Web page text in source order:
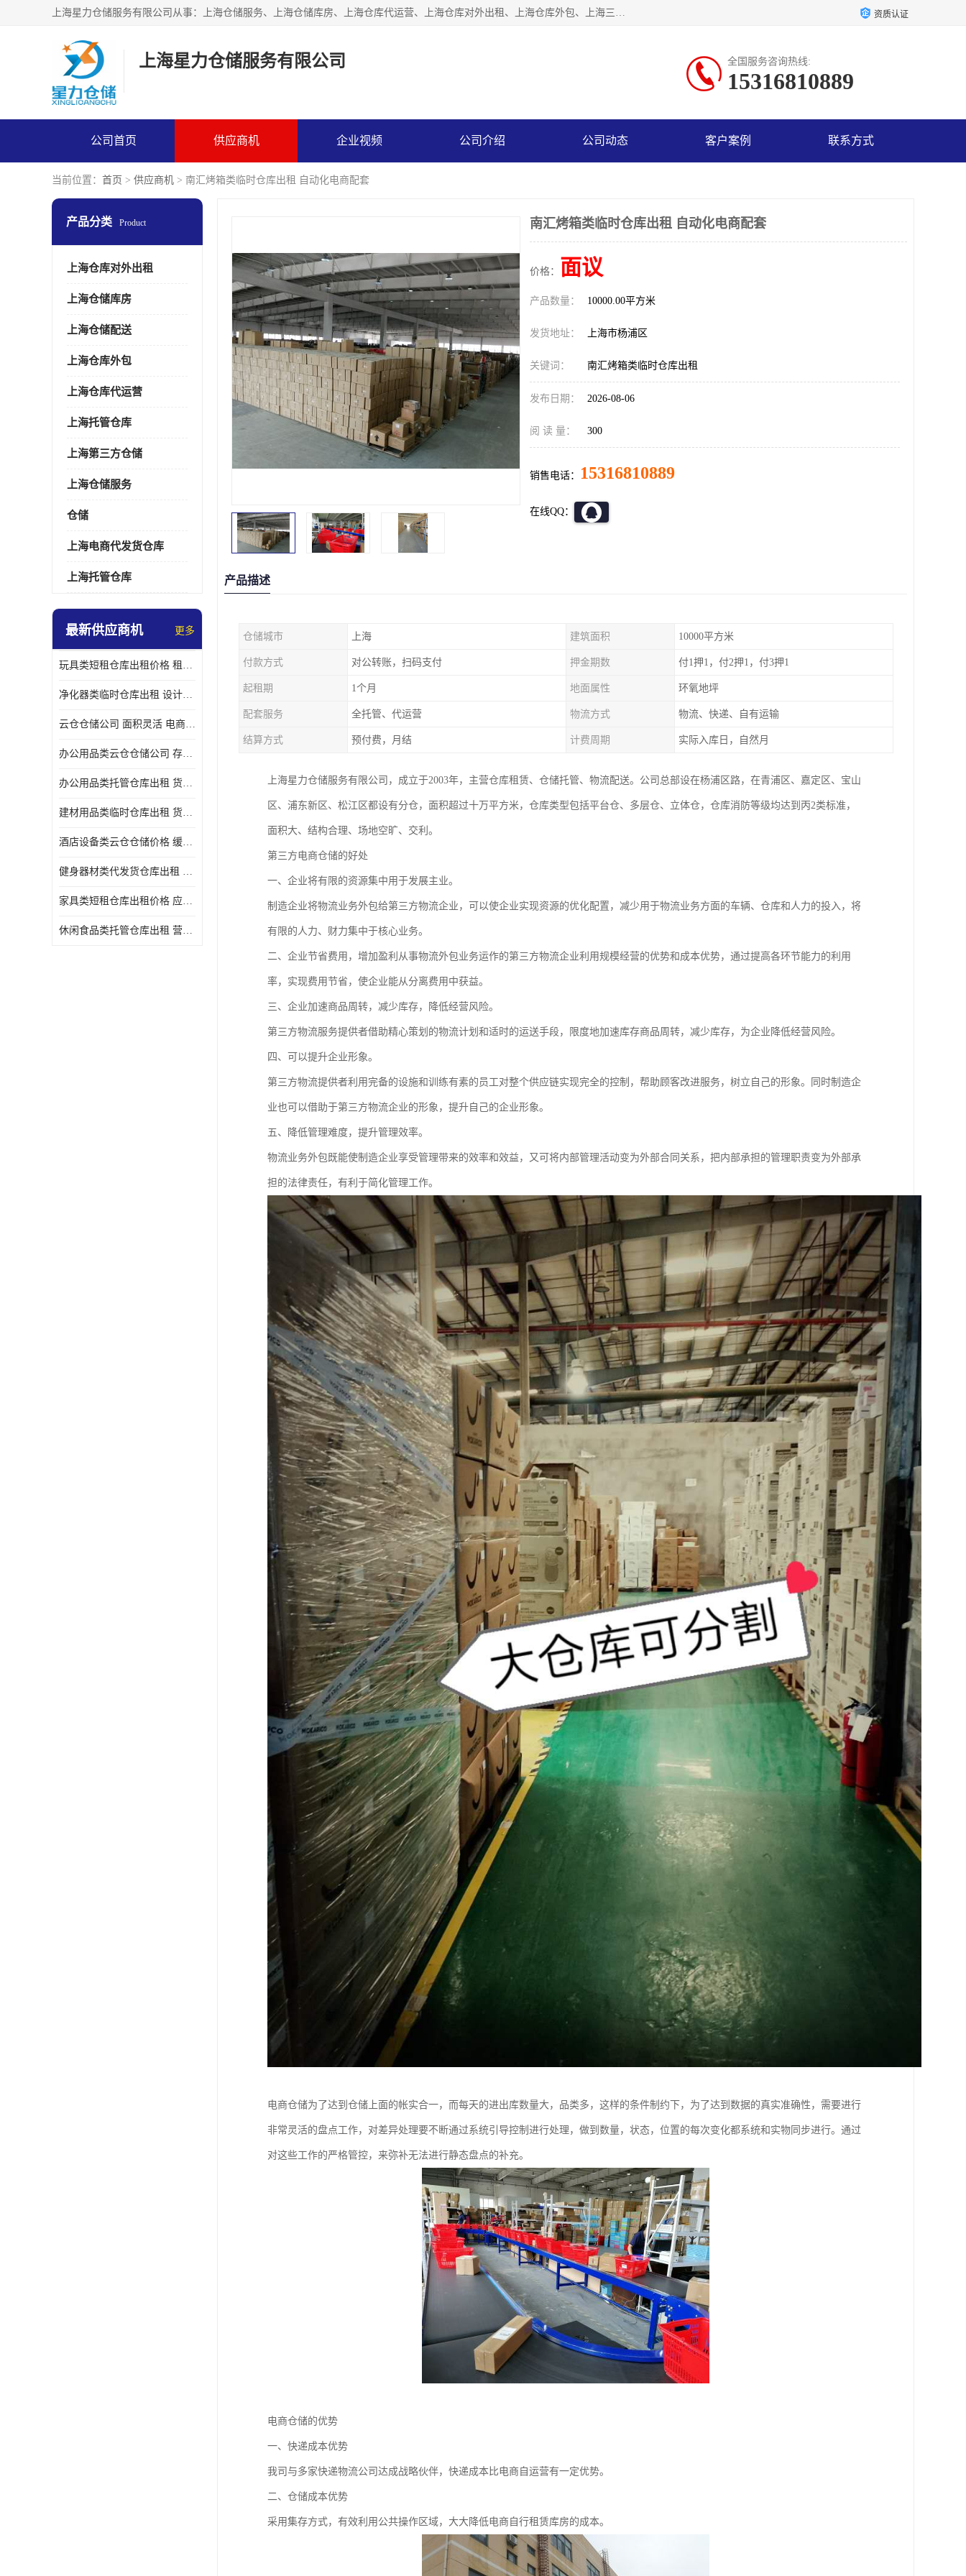
上海星力仓储服务有限公司从事：上海仓储服务、上海仓储库房、上海仓库代运营、上海仓库对外出租、上海仓库外包、上海三方仓储、上海电商仓储代发、上海电商代发货仓库、上海托管仓库、上海仓储配送。上海星力仓储服务有限公司现在拥有100个分仓、10万余平方的标准库房，精炼员工几百名，与几千家客户合作，公司已跻身上海仓储行业前列。欢迎来电咨询！ 资质认证
上海星力仓储服务有限公司 全国服务咨询热线:
15316810889
公司首页 供应商机 企业视频 公司介绍 公司动态 客户案例 联系方式
当前位置： 首页 > 供应商机 > 南汇烤箱类临时仓库出租 自动化电商配套
产品分类 Product
上海仓库对外出租
上海仓储库房
上海仓储配送
上海仓库外包
上海仓库代运营
上海托管仓库
上海第三方仓储
上海仓储服务
仓储
上海电商代发货仓库
上海托管仓库
最新供应商机 更多
玩具类短租仓库出租价格 租期灵活 智能电商配套
净化器类临时仓库出租 设计简单 电商仓储物流战略合作
云仓仓储公司 面积灵活 电商仓储物流战略合作
办公用品类云仓仓储公司 存货周转很快 电商仓储物流战略整合
办公用品类托管仓库出租 货物装卸方便 电商仓储物流战略合作
建材用品类临时仓库出租 货物装卸方便 仓储供应链配套
酒店设备类云仓仓储价格 缓解企业储存压力 智能电商配套
健身器材类代发货仓库出租 租期灵活 新媒体平台配套
家具类短租仓库出租价格 应用广泛 智能电商配套
休闲食品类托管仓库出租 营造良好环境氛围 垂直电商配套
南汇烤箱类临时仓库出租 自动化电商配套
价格： 面议
产品数量： 10000.00平方米
发货地址： 上海市杨浦区
关键词： 南汇烤箱类临时仓库出租
发布日期： 2026-08-06
阅 读 量： 300
销售电话： 15316810889
在线QQ：
产品描述
仓储城市 上海 建筑面积 10000平方米
付款方式 对公转账，扫码支付 押金期数 付1押1，付2押1，付3押1
起租期 1个月 地面属性 环氧地坪
配套服务 全托管、代运营 物流方式 物流、快递、自有运输
结算方式 预付费，月结 计费周期 实际入库日，自然月
上海星力仓储服务有限公司，成立于2003年，主营仓库租赁、仓储托管、物流配送。公司总部设在杨浦区路，在青浦区、嘉定区、宝山
区、浦东新区、松江区都设有分仓，面积超过十万平方米，仓库类型包括平台仓、多层仓、立体仓，仓库消防等级均达到丙2类标准，
面积大、结构合理、场地空旷、交利。
第三方电商仓储的好处
一、企业将有限的资源集中用于发展主业。
制造企业将物流业务外包给第三方物流企业，可以使企业实现资源的优化配置，减少用于物流业务方面的车辆、仓库和人力的投入，将
有限的人力、财力集中于核心业务。
二、企业节省费用，增加盈利从事物流外包业务运作的第三方物流企业利用规模经营的优势和成本优势，通过提高各环节能力的利用
率，实现费用节省，使企业能从分离费用中获益。
三、企业加速商品周转，减少库存，降低经营风险。
第三方物流服务提供者借助精心策划的物流计划和适时的运送手段，限度地加速库存商品周转，减少库存，为企业降低经营风险。
四、可以提升企业形象。
第三方物流提供者利用完备的设施和训练有素的员工对整个供应链实现完全的控制，帮助顾客改进服务，树立自己的形象。同时制造企
业也可以借助于第三方物流企业的形象，提升自己的企业形象。
五、降低管理难度，提升管理效率。
物流业务外包既能使制造企业享受管理带来的效率和效益，又可将内部管理活动变为外部合同关系，把内部承担的管理职责变为外部承
担的法律责任，有利于简化管理工作。
电商仓储为了达到仓储上面的帐实合一，而每天的进出库数量大，品类多，这样的条件制约下，为了达到数据的真实准确性，需要进行
非常灵活的盘点工作，对差异处理要不断通过系统引导控制进行处理，做到数量，状态，位置的每次变化都系统和实物同步进行。通过
对这些工作的严格管控，来弥补无法进行静态盘点的补充。
电商仓储的优势
一、快递成本优势
我司与多家快递物流公司达成战略伙伴，快递成本比电商自运营有一定优势。
二、仓储成本优势
采用集存方式，有效利用公共操作区域，大大降低电商自行租赁库房的成本。